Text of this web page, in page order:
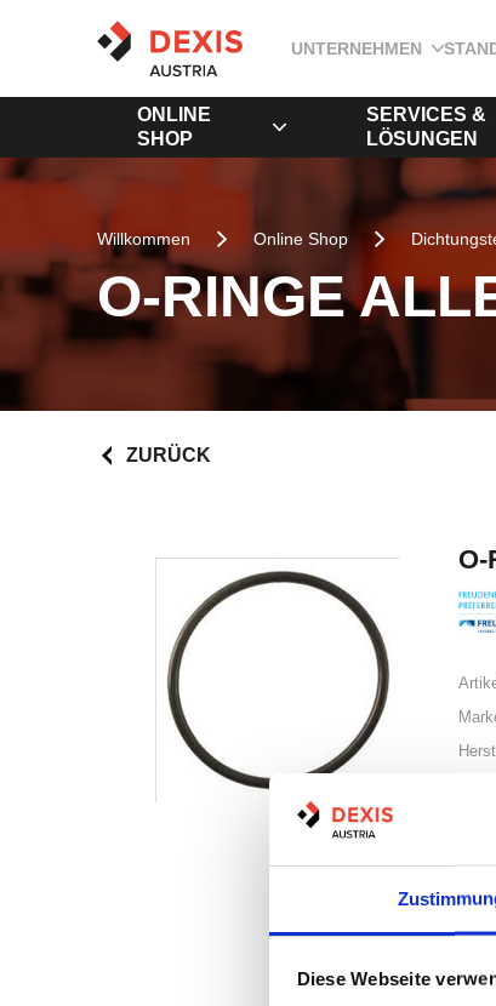
Diese Webseite
UNTERNEHMEN
ONLINE
SHOP
SERVICES &
LÖSUNGEN
Willkommen Online Shop
O-RINGE
ZURÜCK
O-